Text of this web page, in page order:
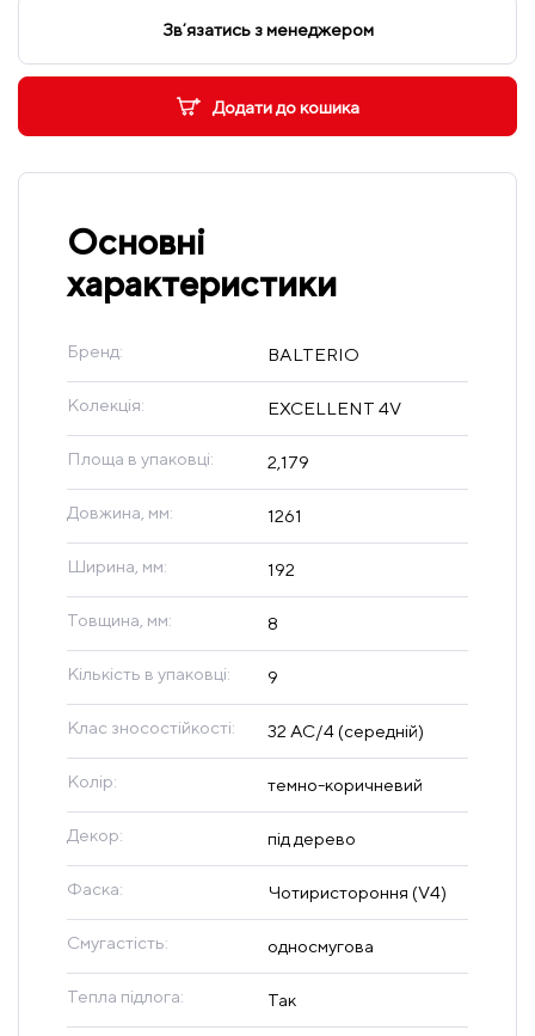
Додати до кошика
Звʼязатись з менеджером
Основні
характеристики
Бренд: BALTERIO
Колекція: EXCELLENT 4V
Площа в упаковці: 2,179
Довжина, мм: 1261
Ширина, мм: 192
Товщина, мм: 8
Кількість в упаковці: 9
Клас зносостійкості: 32 AC/4 (середній)
Колір: темно-коричневий
Декор: під дерево
Фаска: Чотиристороння (V4)
Смугастість: односмугова
Тепла підлога: Так